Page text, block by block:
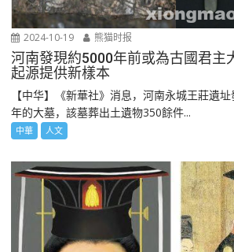
2024-10-19 熊猫时报
河南發現約5000年前或為古國君
起源提供新樣本
【中华】《新華社》消息，河南永城王莊遺
年的大墓，該墓葬出土遺物350餘件...
中華 人文